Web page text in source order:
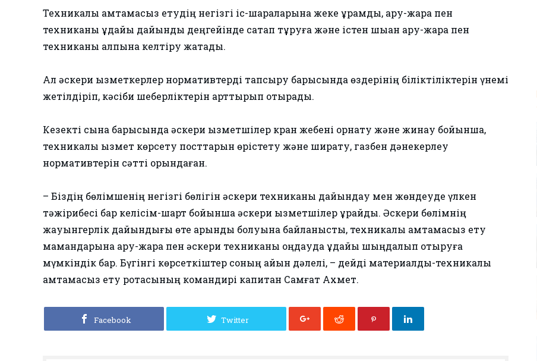
Техникалық қамтамасыз етудің негізгі іс-шараларына жеке құрамды, қару-жарақ пен
техниканы ұдайы дайындық деңгейінде сақтап тұруға және істен шыққан қару-жарақ пен
техниканы қалпына келтіру жатады.
Ал әскери қызметкерлер нормативтерді тапсыру барысында өздерінің біліктіліктерін үнемі
жетілдіріп, кәсіби шеберліктерін арттырып отырады.
Кезекті сынақ барысында әскери қызметшілер кран жебені орнату және жинау бойынша,
техникалық қызмет көрсету посттарын өрістету және ширату, газбен дәнекерлеу
нормативтерін сәтті орындаған.
– Біздің бөлімшенің негізгі бөлігін әскери техниканы дайындау мен жөндеуде үлкен
тәжірибесі бар келісім-шарт бойынша әскери қызметшілер құрайды. Әскери бөлімнің
жауынгерлік дайындығы өте қарқынды болуына байланысты, техникалық қамтамасыз ету
мамандарына қару-жарақ пен әскери техниканы оңдауда ұдайы шыңдалып отыруға
мүмкіндік бар. Бүгінгі көрсеткіштер соның айқын дәлелі, – дейді материалдық-техникалық
қамтамасыз ету ротасының командирі капитан Самғат Ахмет.
Facebook Twitter